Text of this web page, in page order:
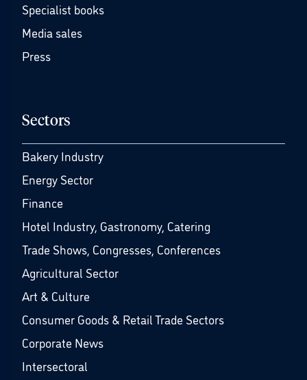
Specialist books
Media sales
Press
Sectors
Bakery Industry
Energy Sector
Finance
Hotel Industry, Gastronomy, Catering
Trade Shows, Congresses, Conferences
Agricultural Sector
Art & Culture
Consumer Goods & Retail Trade Sectors
Corporate News
Intersectoral